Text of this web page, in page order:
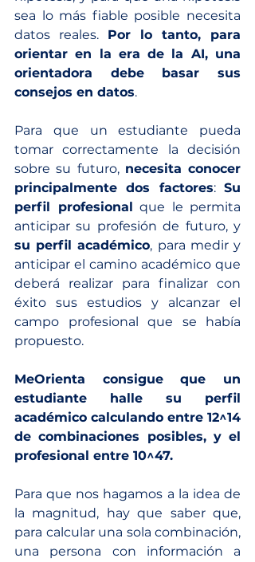
sea lo más fiable posible necesita
datos reales. Por lo tanto, para
orientar en la era de la AI, una
orientadora debe basar sus
consejos en datos.
Para que un estudiante pueda
tomar correctamente la decisión
sobre su futuro, necesita conocer
principalmente dos factores: Su
perfil profesional que le permita
su perfil académico, para medir y
anticipar el camino académico que
deberá realizar para finalizar con
éxito sus estudios y alcanzar el
campo profesional que se había
propuesto.
MeOrienta consigue que un
estudiante halle su perfil
académico calculando entre 12^14
de combinaciones posibles, y el
profesional entre 10^47.
Para que nos hagamos a la idea de
la magnitud, hay que saber que,
para calcular una sola combinación,
una persona con información a